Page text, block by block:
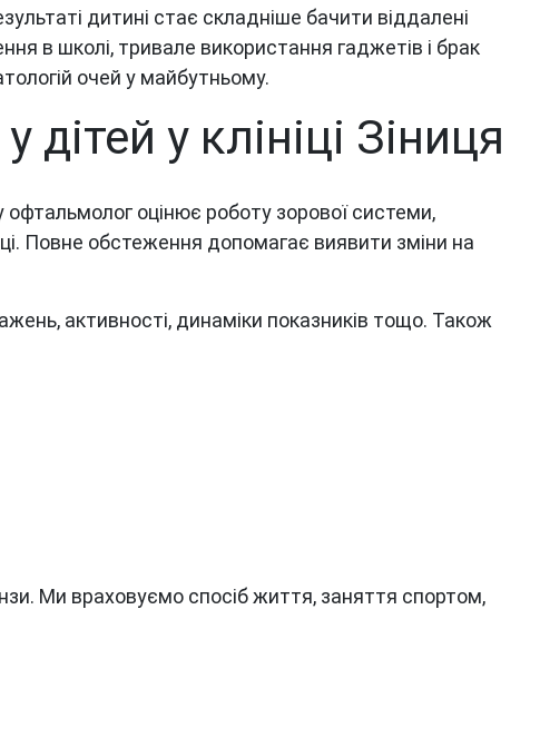
дитині стає складніше бачити віддалені
в школі, тривале використання гаджетів і брак
очей у майбутньому.
у клініці Зіниця
оцінює роботу зорової системи,
Повне обстеження допомагає виявити зміни на
активності, динаміки показників тощо. Також
Ми враховуємо спосіб життя, заняття спортом,